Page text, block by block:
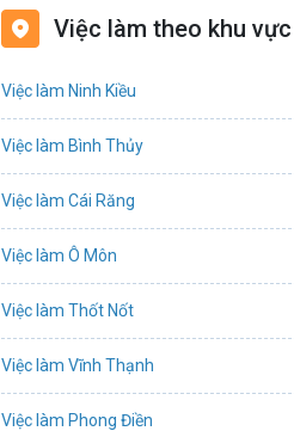
Biên phiên dịch
Việc làm theo khu vực
Việc làm Ninh Kiều
Việc làm Bình Thủy
Việc làm Cái Răng
Việc làm Ô Môn
Việc làm Thốt Nốt
Việc làm Vĩnh Thạnh
Việc làm Phong Điền